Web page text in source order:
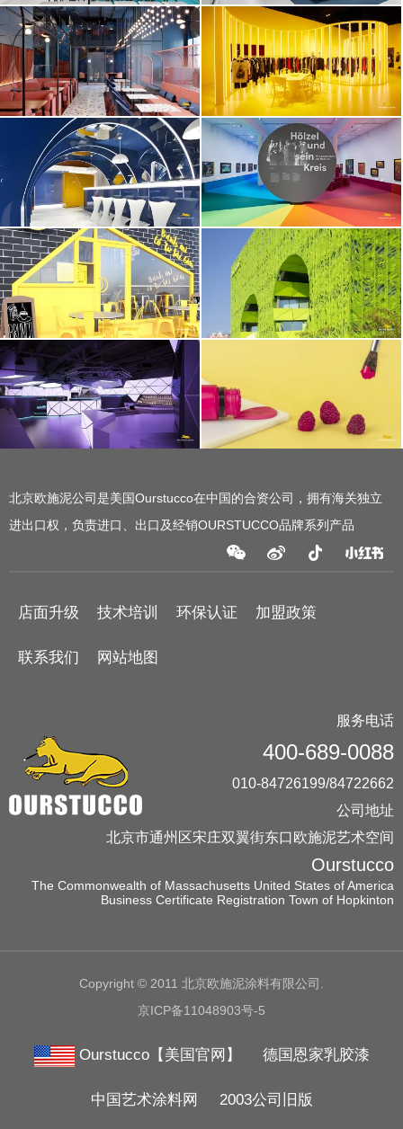
北京欧施泥公司是美国Ourstucco在中国的合资公司，拥有海关独立
进出口权，负责进口、出口及经销OURSTUCCO品牌系列产品
店面升级 技术培训 环保认证 加盟政策
联系我们 网站地图
服务电话
400-689-0088
010-84726199/84722662
公司地址
北京市通州区宋庄双翼街东口欧施泥艺术空间
Ourstucco
The Commonwealth of Massachusetts United States of America
Business Certificate Registration Town of Hopkinton
Copyright © 2011 北京欧施泥涂料有限公司.
京ICP备11048903号-5
Ourstucco【美国官网】 德国恩家乳胶漆
中国艺术涂料网 2003公司旧版